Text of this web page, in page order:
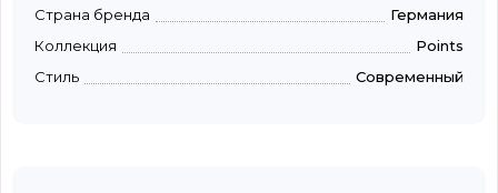
Страна бренда
Германия
Коллекция
Points
Стиль
Современный